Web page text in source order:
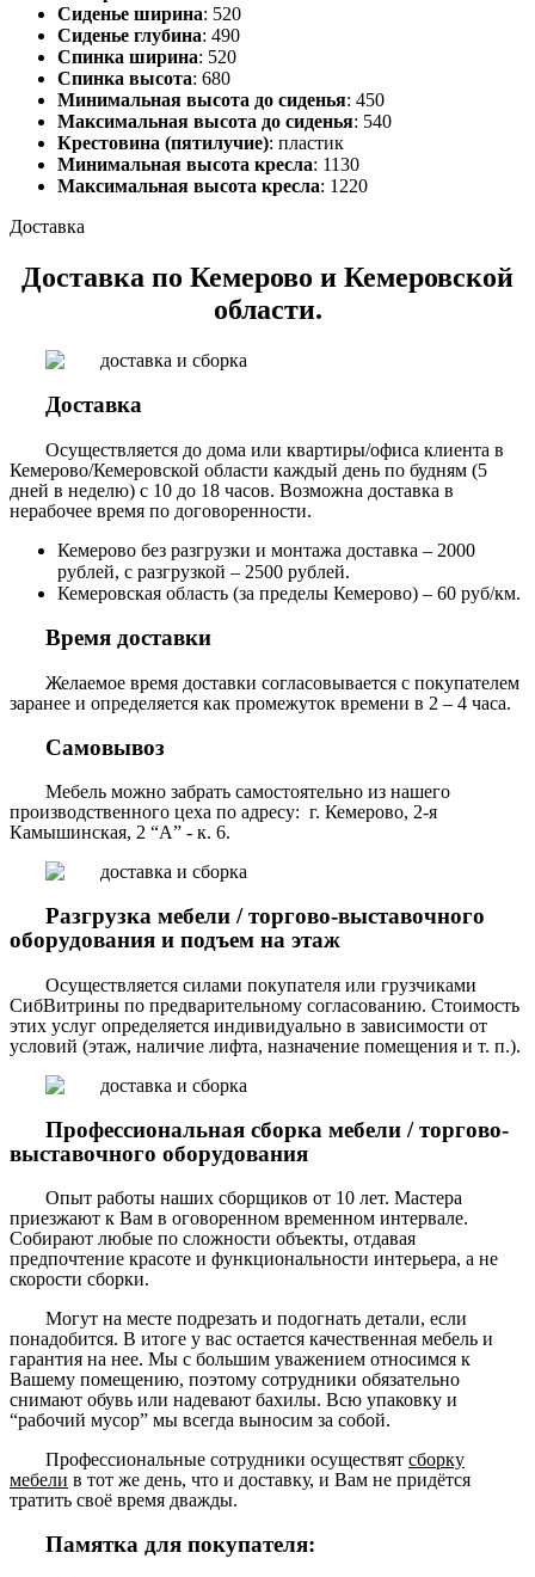
Сиденье ширина: 520
Сиденье глубина: 490
Спинка ширина: 520
Спинка высота: 680
Минимальная высота до сиденья: 450
Максимальная высота до сиденья: 540
Крестовина (пятилучие): пластик
Минимальная высота кресла: 1130
Максимальная высота кресла: 1220
Доставка
Доставка по Кемерово и Кемеровской
области.
Доставка
Осуществляется до дома или квартиры/офиса клиента в
Кемерово/Кемеровской области каждый день по будням (5
дней в неделю) с 10 до 18 часов. Возможна доставка в
нерабочее время по договоренности.
Кемерово без разгрузки и монтажа доставка – 2000
рублей, с разгрузкой – 2500 рублей.
Кемеровская область (за пределы Кемерово) – 60 руб/км.
Время доставки
Желаемое время доставки согласовывается с покупателем
заранее и определяется как промежуток времени в 2 – 4 часа.
Самовывоз
Мебель можно забрать самостоятельно из нашего
производственного цеха по адресу: г. Кемерово, 2-я
Камышинская, 2 “А” - к. 6.
Разгрузка мебели / торгово-выставочного
оборудования и подъем на этаж
Осуществляется силами покупателя или грузчиками
СибВитрины по предварительному согласованию. Стоимость
этих услуг определяется индивидуально в зависимости от
условий (этаж, наличие лифта, назначение помещения и т. п.).
Профессиональная сборка мебели / торгово-
выставочного оборудования
Опыт работы наших сборщиков от 10 лет. Мастера
приезжают к Вам в оговоренном временном интервале.
Собирают любые по сложности объекты, отдавая
предпочтение красоте и функциональности интерьера, а не
скорости сборки.
Могут на месте подрезать и подогнать детали, если
понадобится. В итоге у вас остается качественная мебель и
гарантия на нее. Мы с большим уважением относимся к
Вашему помещению, поэтому сотрудники обязательно
снимают обувь или надевают бахилы. Всю упаковку и
“рабочий мусор” мы всегда выносим за собой.
Профессиональные сотрудники осуществят сборку
мебели в тот же день, что и доставку, и Вам не придётся
тратить своё время дважды.
Памятка для покупателя: